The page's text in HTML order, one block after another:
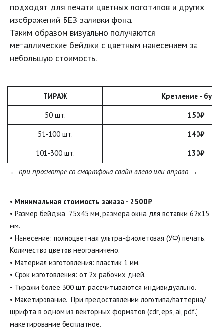
подходят для печати цветных логотипов и других
изображений БЕЗ заливки фона.
Таким образом визуально получаются
металлические бейджи с цветным нанесением за
небольшую стоимость.
ТИРАЖ Крепление -
50 шт. 150₽
51-100 шт. 140₽
101-300 шт.
130₽
← при просмотре со смартфона свайп влево или вправо →
• Минимальная стоимость заказа - 2500₽
• Размер бейджа: 75х45 мм, размера окна для вставки 62х15
мм.
• Нанесение: полноцветная ультра-фиолетовая (УФ) печать.
Количество цветов неограничено.
• Материал изготовления: пластик 1 мм.
• Срок изготовления: от 2х рабочих дней.
• Тиражи более 300 шт. рассчитываются индивидуально.
• Макетирование.  При предоставлении логотипа/паттерна/
шрифта в одном из векторных форматов (cdr, eps, ai, pdf.)
макетирование бесплатное.